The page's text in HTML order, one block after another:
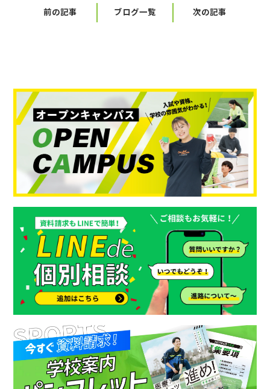
前の記事 ブログ一覧 次の記事